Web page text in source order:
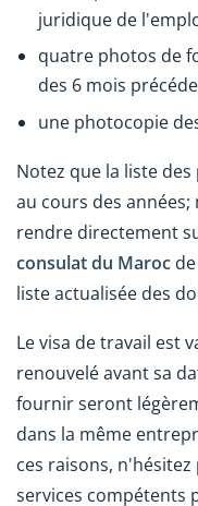
juridique de
quatre photos de
des 6 mois
une photocopie
Notez que la liste
au cours des
rendre directement
consulat du Maroc
liste actualisée des
Le visa de travail est
renouvelé avant sa
fournir seront
dans la même
ces raisons,
services compétents